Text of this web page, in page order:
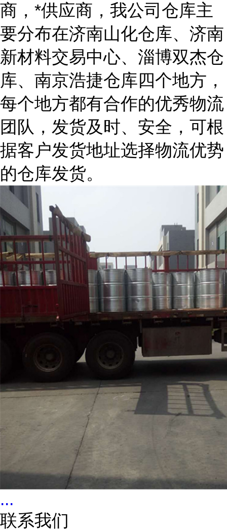
商，*供应商，我公司仓库主
要分布在济南山化仓库、济南
新材料交易中心、淄博双杰仓
库、南京浩捷仓库四个地方，
每个地方都有合作的优秀物流
团队，发货及时、安全，可根
据客户发货地址选择物流优势
的仓库发货。
...
联系我们